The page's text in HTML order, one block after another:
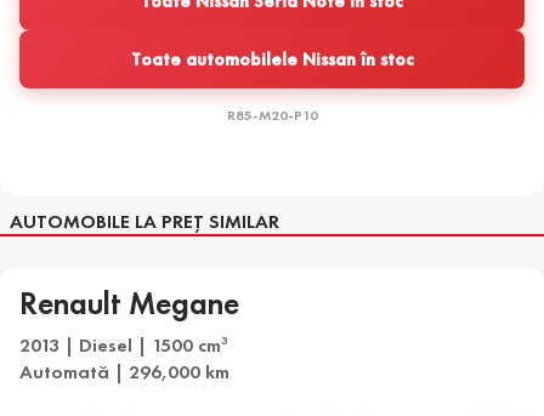
Toate automobilele Nissan în stoc
R85-M20-P10
AUTOMOBILE LA PREȚ SIMILAR
Renault Megane
2013 | Diesel | 1500 cm3
Automată | 296,000 km